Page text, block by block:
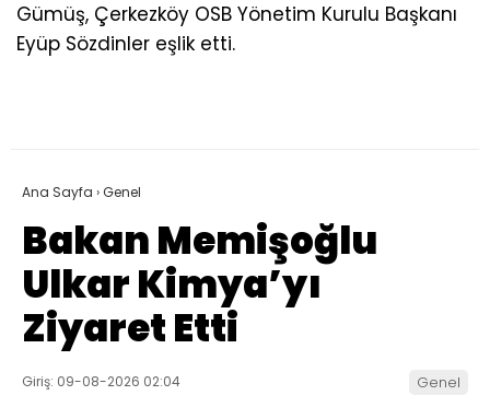
Gümüş, Çerkezköy OSB Yönetim Kurulu Başkanı
Eyüp Sözdinler eşlik etti.
Ana Sayfa ›Genel
Bakan Memişoğlu
Ulkar Kimya’yı
Ziyaret Etti
Giriş: 09-08-2026 02:04 Genel